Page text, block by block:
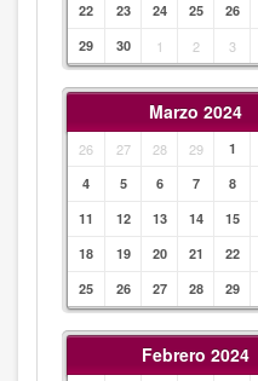
22
23 24 25 26
29
30 1 2 3
Marzo 2024
26 27 28 29 1
4
5 6 7 8
11
12 13 14 15
18
19 20 21 22
25
26 27 28 29
Febrero 2024